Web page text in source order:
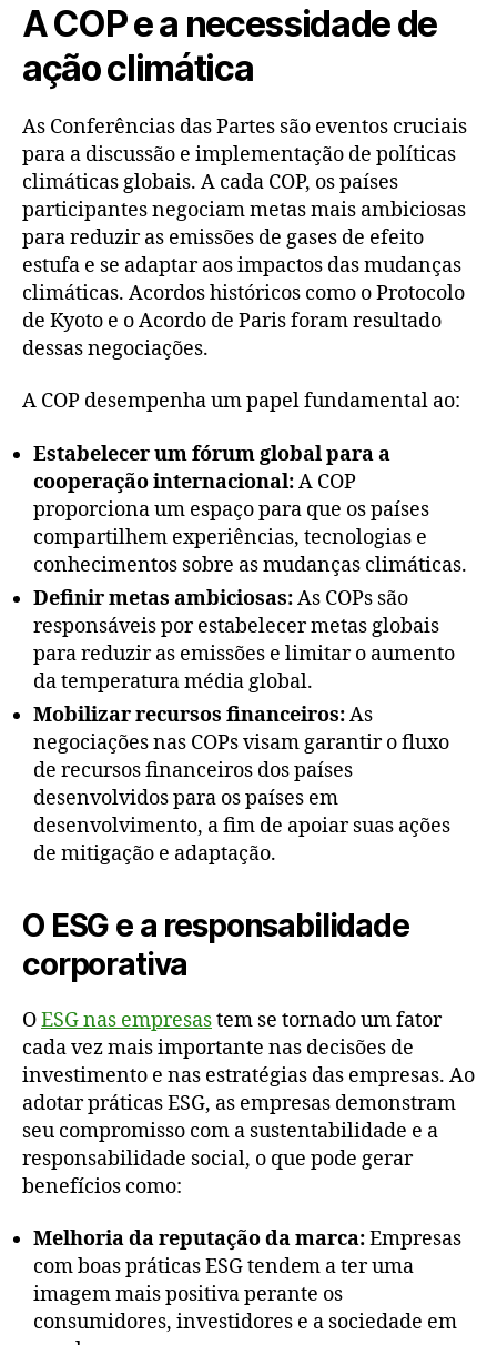
A COP e a necessidade de
ação climática
As Conferências das Partes são eventos cruciais
para a discussão e implementação de políticas
climáticas globais. A cada COP, os países
participantes negociam metas mais ambiciosas
para reduzir as emissões de gases de efeito
estufa e se adaptar aos impactos das mudanças
climáticas. Acordos históricos como o Protocolo
de Kyoto e o Acordo de Paris foram resultado
dessas negociações.
A COP desempenha um papel fundamental ao:
Estabelecer um fórum global para a
cooperação internacional:A COP
proporciona um espaço para que os países
compartilhem experiências, tecnologias e
conhecimentos sobre as mudanças climáticas.
Definir metas ambiciosas:As COPs são
responsáveis por estabelecer metas globais
para reduzir as emissões e limitar o aumento
da temperatura média global.
Mobilizar recursos financeiros:As
negociações nas COPs visam garantir o fluxo
de recursos financeiros dos países
desenvolvidos para os países em
desenvolvimento, a fim de apoiar suas ações
de mitigação e adaptação.
O ESG e a responsabilidade
corporativa
OESG nas empresastem se tornado um fator
cada vez mais importante nas decisões de
investimento e nas estratégias das empresas. Ao
adotar práticas ESG, as empresas demonstram
seu compromisso com a sustentabilidade e a
responsabilidade social, o que pode gerar
benefícios como:
Melhoria da reputação da marca:Empresas
com boas práticas ESG tendem a ter uma
imagem mais positiva perante os
consumidores, investidores e a sociedade em